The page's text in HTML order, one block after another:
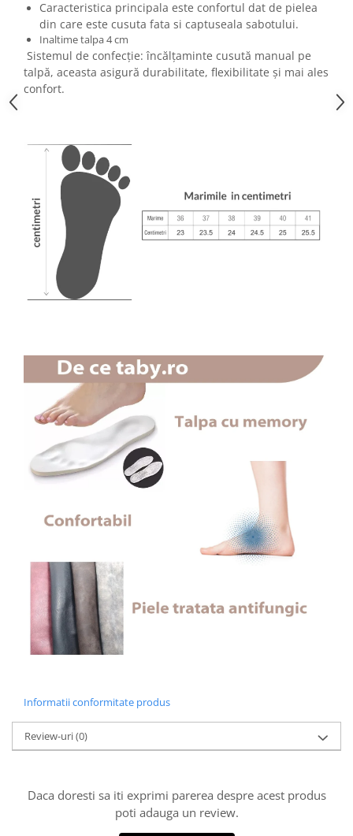
Caracteristica principala este confortul dat de pielea
din care este cusuta fata si captuseala sabotului.
Inaltime talpa 4 cm
Sistemul de confecție: încălțaminte cusută manual pe
talpă, aceasta asigură durabilitate, flexibilitate și mai ales
confort.
Informatii conformitate produs
Review-uri(0)
Daca doresti sa iti exprimi parerea despre acest produs
poti adauga un review.